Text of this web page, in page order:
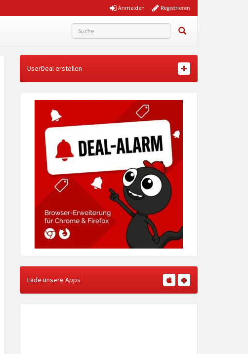
Registrieren
Anmelden
UserDeal erstellen
Lade unsere Apps